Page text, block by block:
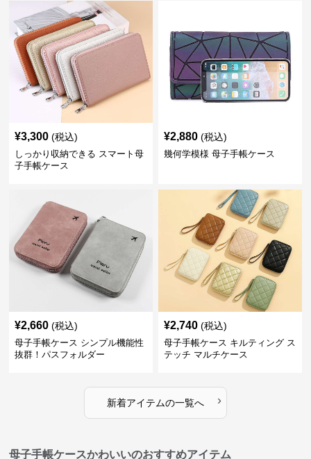
¥3,300 (税込)
しっかり収納できる スマート母
子手帳ケース
¥2,880 (税込)
幾何学模様 母子手帳ケース
¥2,660 (税込)
母子手帳ケース シンプル機能性
抜群！パスフォルダー
¥2,740 (税込)
母子手帳ケース キルティング ス
テッチ マルチケース
新着アイテムの一覧へ ›
母子手帳ケースかわいいのおすすめアイテム